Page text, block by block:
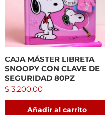
CAJA MÁSTER LIBRETA
SNOOPY CON CLAVE DE
SEGURIDAD 80PZ
$ 3,200.00
Añadir al carrito